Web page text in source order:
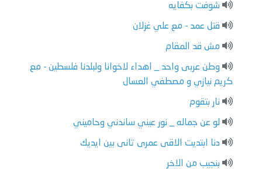
شوفت بكفايه
قتل عمد - مع علي غزلان
مش قد المقام
وطن عربى واحد _ اهداء لاخوانا ولبلدنا فلسطين - مع
كريم نيازي و مصطفي العسال
نار بتقوم
لو عن جماله _ نور عيني ساندني وحاميني
دنا ابتديت الاقى عمرى تانى بين ايديك
بنجيب من الاخر